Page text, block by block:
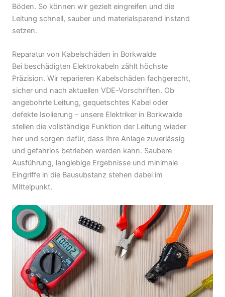
Böden. So können wir gezielt eingreifen und die
Leitung schnell, sauber und materialsparend instand
setzen.
Reparatur von Kabelschäden in Borkwalde
Bei beschädigten Elektrokabeln zählt höchste
Präzision. Wir reparieren Kabelschäden fachgerecht,
sicher und nach aktuellen VDE-Vorschriften. Ob
angebohrte Leitung, gequetschtes Kabel oder
defekte Isolierung – unsere Elektriker in Borkwalde
stellen die vollständige Funktion der Leitung wieder
her und sorgen dafür, dass Ihre Anlage zuverlässig
und gefahrlos betrieben werden kann. Saubere
Ausführung, langlebige Ergebnisse und minimale
Eingriffe in die Bausubstanz stehen dabei im
Mittelpunkt.